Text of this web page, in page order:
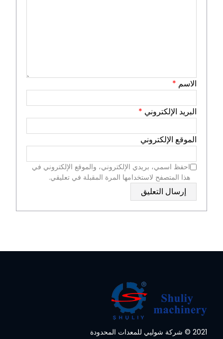
الاسم *
البريد الإلكتروني *
الموقع الإلكتروني
احفظ اسمي، بريدي الإلكتروني، والموقع الإلكتروني في
هذا المتصفح لاستخدامها المرة المقبلة في تعليقي.
2021 © شركة شوليي للمعدات المحدودة
Whatsapp